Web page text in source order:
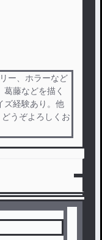
ー、ホラーなど
藤などを描く
ズ経験あり。他
うぞよろしくお